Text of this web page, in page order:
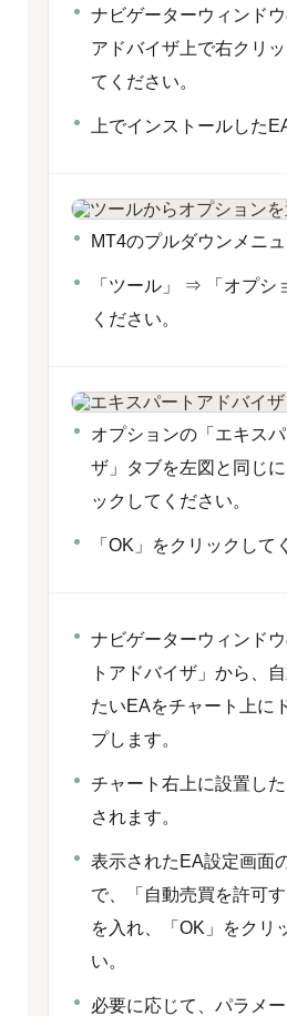
ナビゲーターウィンド
アドバイザ上で右クリ
てください。
上でインストールした
MT4のプルダウンメニ
「ツール」 ⇒ 「オプシ
ください。
オプションの「エキス
ザ」タブを左図と同じ
ックしてください。
「OK」をクリックして
ナビゲーターウィンド
トアドバイザ」から、
たいEAをチャート上に
プします。
チャート右上に設置し
されます。
表示されたEA設定画面
で、「自動売買を許可
を入れ、「OK」をクリ
い。
必要に応じて、パラメ